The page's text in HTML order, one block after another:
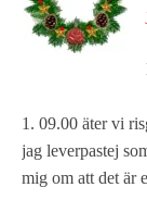
1. 09.00 äter vi
jag leverpastej
mig om att det är